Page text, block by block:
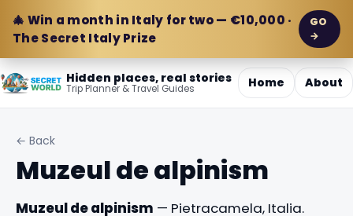
🎄 Win a month in Italy for two — €10,000 ·
The Secret Italy Prize
GO
→
Hidden places, real stories
Trip Planner & Travel Guides Home About
← Back
Muzeul de alpinism
Muzeul de alpinism — Pietracamela, Italia.